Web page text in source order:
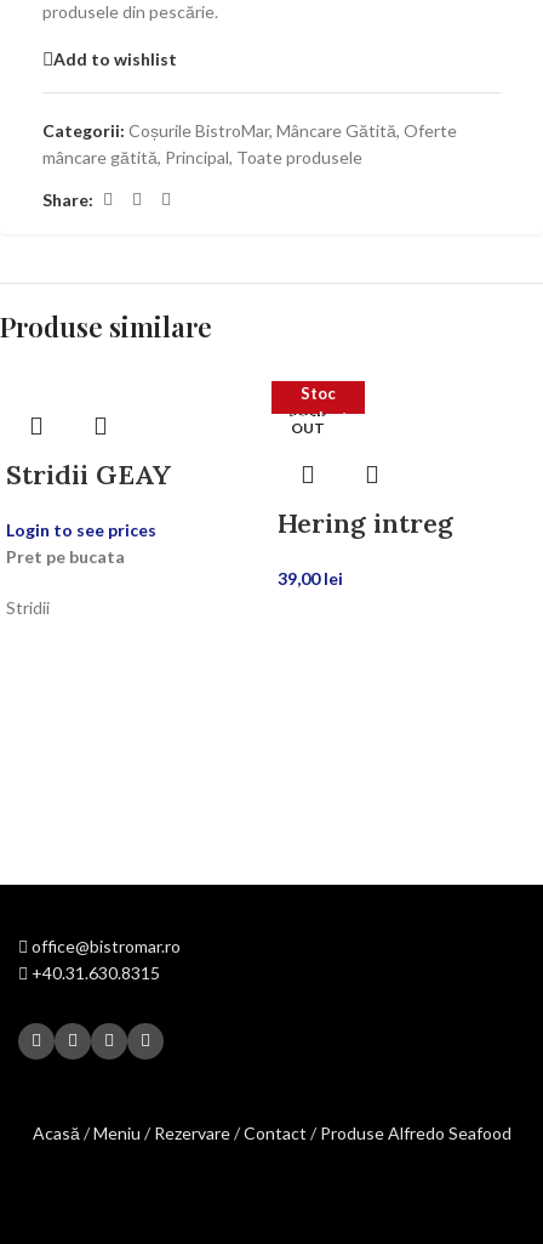
produsele din pescărie.
Add to wishlist
Categorii: Coșurile BistroMar, Mâncare Gătită, Oferte
mâncare gătită, Principal, Toate produsele
Share:
Produse similare
Stridii GEAY
Login to see prices
Pret pe bucata
Stridii
Stoc
epuizat
SOLD
OUT
Hering intreg
39,00lei
office@bistromar.ro
+40.31.630.8315
Acasă /Meniu / Rezervare/Contact / Produse Alfredo Seafood